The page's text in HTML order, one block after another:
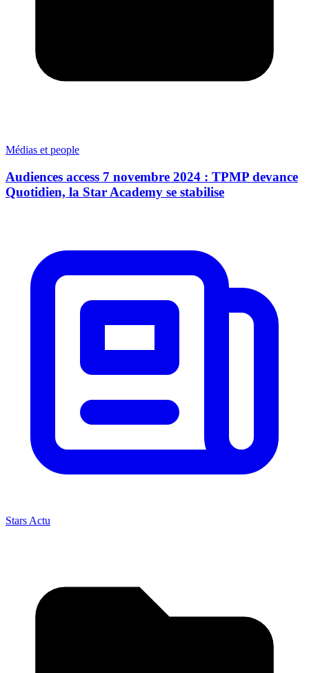
Médias et people
Audiences access 7 novembre 2024 : TPMP devance
Quotidien, la Star Academy se stabilise
Stars Actu